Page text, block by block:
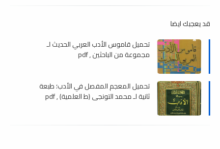
قد يعجبك ايضا
تحميل قاموس الأدب العربي الحديث لـ
مجموعة من الباحثين , pdf
تحميل المعجم المفصل في الأدب؛ طبعة
ثانية لـ محمد التونجي (ط العلمية) , pdf